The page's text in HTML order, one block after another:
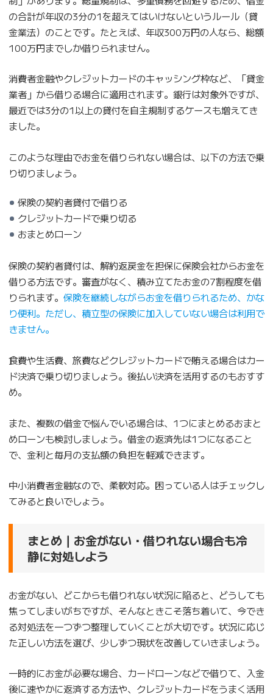
の合計が年収の3分の1を超えてはいけないというルール（貸
金業法）のことです。たとえば、年収300万円の人なら、総額
100万円までしか借りられません。
消費者金融やクレジットカードのキャッシング枠など、「貸金
業者」から借りる場合に適用されます。銀行は対象外ですが、
最近では3分の1以上の貸付を自主規制するケースも増えてき
ました。
このような理由でお金を借りられない場合は、以下の方法で乗
り切りましょう。
保険の契約者貸付で借りる
クレジットカードで乗り切る
おまとめローン
保険の契約者貸付は、解約返戻金を担保に保険会社からお金を
借りる方法です。審査がなく、積み立てたお金の7割程度を借
りられます。 保険を継続しながらお金を借りられるため、かな
り便利。ただし、積立型の保険に加入していない場合は利用で
きません。
食費や生活費、旅費などクレジットカードで賄える場合はカー
ド決済で乗り切りましょう。後払い決済を活用するのもおすす
め。
また、複数の借金で悩んでいる場合は、1つにまとめるおまと
めローンも検討しましょう。借金の返済先は1つになること
で、金利と毎月の支払額の負担を軽減できます。
中小消費者金融なので、柔軟対応。困っている人はチェックし
てみると良いでしょう。
まとめ｜お金がない・借りれない場合も冷
静に対処しよう
お金がない、どこからも借りれない状況に陥ると、どうしても
焦ってしまいがちですが、そんなときこそ落ち着いて、今でき
る対処法を一つずつ整理していくことが大切です。状況に応じ
た正しい方法を選び、少しずつ現状を改善していきましょう。
一時的にお金が必要な場合、カードローンなどで借りて、入金
後に速やかに返済する方法や、クレジットカードをうまく活用